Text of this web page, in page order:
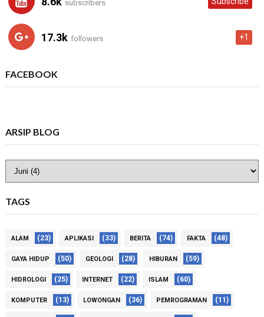
subscribers
17.3k followers +1
FACEBOOK
ARSIP BLOG
TAGS
ALAM (23) APLIKASI (33) BERITA (74) FAKTA (48)
GAYA HIDUP (50) GEOLOGI (28) HIBURAN (59)
HIDROLOGI (25) INTERNET (22) ISLAM (60)
KOMPUTER (13) LOWONGAN (36) PEMROGRAMAN (11)